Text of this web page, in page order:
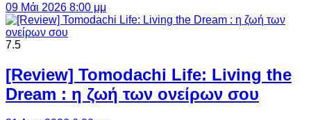
09 Μάι 2026 8:00 μμ
7.5
[Review] Tomodachi Life: Living the
Dream : η ζωή των ονείρων σου